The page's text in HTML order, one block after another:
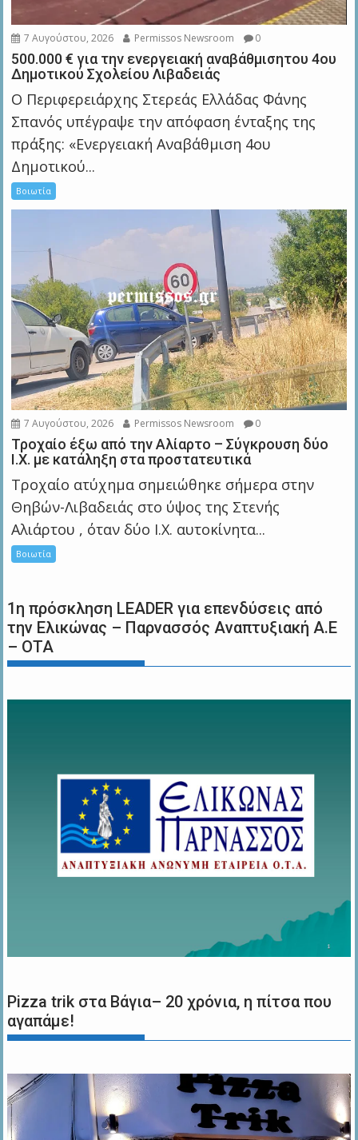
7 Αυγούστου, 2026 Permissos Newsroom 0
500.000 € για την ενεργειακή αναβάθμισητου 4ου
Δημοτικού Σχολείου Λιβαδειάς
Ο Περιφερειάρχης Στερεάς Ελλάδας Φάνης
Σπανός υπέγραψε την απόφαση ένταξης της
πράξης: «Ενεργειακή Αναβάθμιση 4ου
Δημοτικού...
Βοιωτία
7 Αυγούστου, 2026 Permissos Newsroom 0
Τροχαίο έξω από την Αλίαρτο – Σύγκρουση δύο
Ι.Χ. με κατάληξη στα προστατευτικά
Τροχαίο ατύχημα σημειώθηκε σήμερα στην
Θηβών-Λιβαδειάς στο ύψος της Στενής
Αλιάρτου , όταν δύο Ι.Χ. αυτοκίνητα...
Βοιωτία
1η πρόσκληση LEADER για επενδύσεις από
την Ελικώνας – Παρνασσός Αναπτυξιακή Α.Ε
– ΟΤΑ
Pizza trik στα Βάγια– 20 χρόνια, η πίτσα που
αγαπάμε!